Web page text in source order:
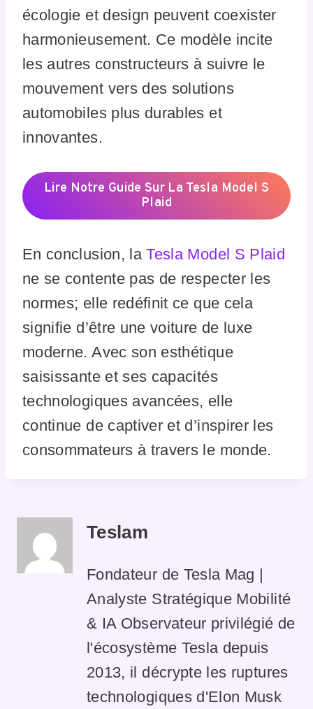
écologie et design peuvent coexister
harmonieusement. Ce modèle incite
les autres constructeurs à suivre le
mouvement vers des solutions
automobiles plus durables et
innovantes.
Lire Notre Guide Sur La Tesla Model S
Plaid
En conclusion, laTesla Model S Plaid
ne se contente pas de respecter les
normes; elle redéfinit ce que cela
signifie d’être une voiture de luxe
moderne. Avec son esthétique
saisissante et ses capacités
technologiques avancées, elle
continue de captiver et d’inspirer les
consommateurs à travers le monde.
Teslam
Fondateur de Tesla Mag |
Analyste Stratégique Mobilité
& IA Observateur privilégié de
l'écosystème Tesla depuis
2013, il décrypte les ruptures
technologiques d'Elon Musk